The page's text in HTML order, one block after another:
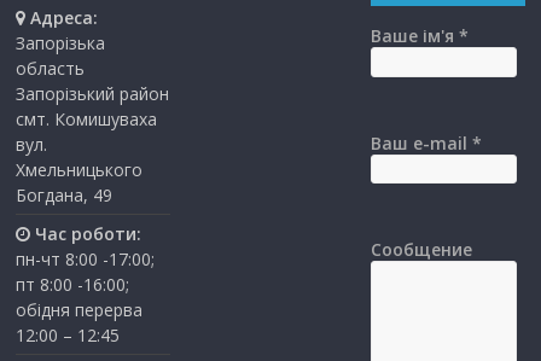
Адреса:
Запорізька
область
Запорізький район
смт. Комишуваха
вул.
Хмельницького
Богдана, 49
Час роботи:
пн-чт 8:00 -17:00;
пт 8:00 -16:00;
обідня перерва
12:00 – 12:45
Ваше ім'я *
Ваш e-mail *
Сообщение